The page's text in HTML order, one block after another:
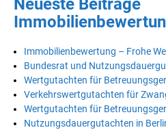
Neueste Beiträge
Immobilienbewertung – Frohe
Bundesrat und
Wertgutachten für
Verkehrswertgutachten für
Wertgutachten für
Nutzungsdauergutachten in